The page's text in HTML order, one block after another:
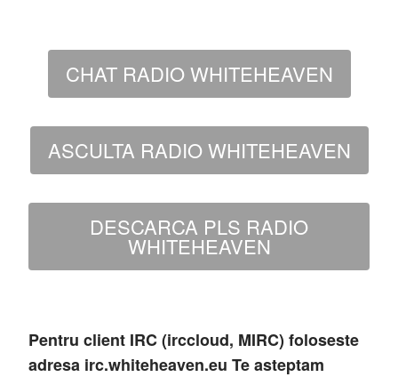
CHAT RADIO WHITEHEAVEN
ASCULTA RADIO WHITEHEAVEN
DESCARCA PLS RADIO
WHITEHEAVEN
Pentru client IRC (irccloud, MIRC) foloseste
adresa irc.whiteheaven.eu Te asteptam